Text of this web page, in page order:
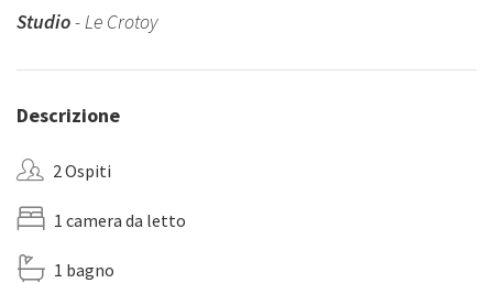
Studio- Le Crotoy
Descrizione
2 Ospiti
1 camera da letto
1 bagno